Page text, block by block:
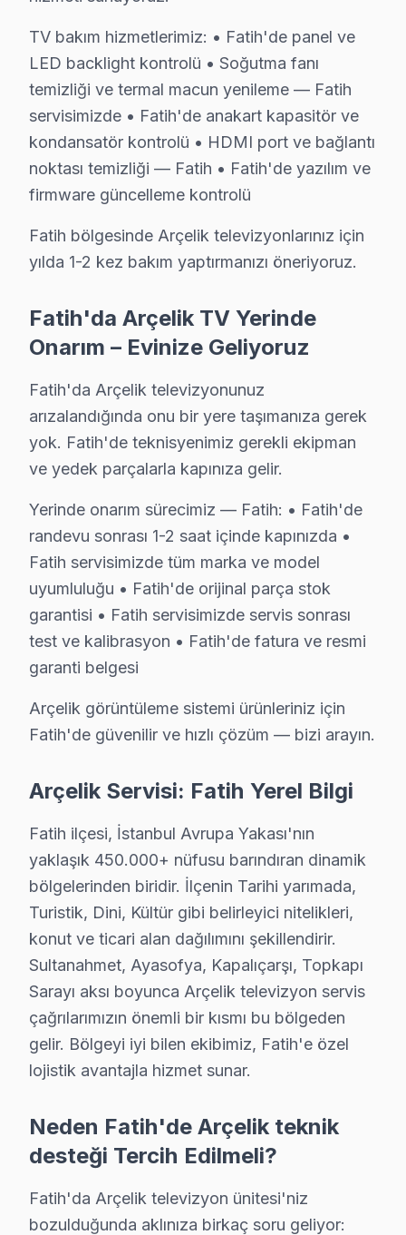
Fatih TV Servis Merkezi →
Mimar Hayrettin Arçelik Servis
Mimar Hayrettin sakinlerine özel: Arçelik TV tamirinde
Mimar Hayrettin Arçelik Açılmıyor Arıza →
Mimar Kemalettin Arçelik Servis
Mimar Kemalettin sakinlerine özel: Arçelik TV tamirinde
Fatih TV Servis Merkezi →
Molla Fenari Arçelik Servis
Arçelik Servis Merkezi →
Arçelik TV HDMI port arızası Molla Gürani adresine gelen
Fatih TV Servis Merkezi →
Molla Hüsrev Arçelik Servis
Arçelik Panel Değişimi →
Muhsine Hatun Arçelik Servis
Muhsine Hatun'de Arçelik TV ses ama görüntü yok
Arçelik Ekran Değişimi →
Nişanca Arçelik Servis
Nişanca mahallesinde Arçelik TV arızaları için aynı gün
Nişanca Arçelik Anakart Tamiri →
Rüstempaşa Arçelik Servis
Rüstempaşa Arçelik Anakart Tamiri →
Saraç İshak Arçelik Servis
Arçelik TV Saraç İshak'de internet bağlantısı sorunuyla
Arçelik Panel Değişimi →
Seyyid Ömer Arçelik Servis
Fatih'da Seyyid Ömer mahallesi için Arçelik TV fiyat teklifi
Seyyid Ömer Arçelik Anakart Tamiri →
Silivrikapı Arçelik Servis
Fatih'da Silivrikapı bölgesi dahil tüm hizmet alanımızda
Arçelik Panel Değişimi →
Sultan Ahmet Arçelik Servis
Arçelik TV Sultan Ahmet'de internet bağlantısı
Sururi Arçelik Servis
TV bakım hizmetlerimiz: • Fatih'de panel ve
LED backlight kontrolü • Soğutma fanı
temizliği ve termal macun yenileme — Fatih
servisimizde • Fatih'de anakart kapasitör ve
kondansatör kontrolü • HDMI port ve bağlantı
noktası temizliği — Fatih • Fatih'de yazılım ve
firmware güncelleme kontrolü
Fatih bölgesinde Arçelik televizyonlarınız için
yılda 1-2 kez bakım yaptırmanızı öneriyoruz.
Fatih'da Arçelik TV Yerinde
Onarım – Evinize Geliyoruz
Fatih'da Arçelik televizyonunuz
arızalandığında onu bir yere taşımanıza gerek
yok. Fatih'de teknisyenimiz gerekli ekipman
ve yedek parçalarla kapınıza gelir.
Yerinde onarım sürecimiz — Fatih: • Fatih'de
randevu sonrası 1-2 saat içinde kapınızda •
Fatih servisimizde tüm marka ve model
uyumluluğu • Fatih'de orijinal parça stok
garantisi • Fatih servisimizde servis sonrası
test ve kalibrasyon • Fatih'de fatura ve resmi
garanti belgesi
Arçelik görüntüleme sistemi ürünleriniz için
Fatih'de güvenilir ve hızlı çözüm — bizi arayın.
Arçelik Servisi: Fatih Yerel Bilgi
Fatih ilçesi, İstanbul Avrupa Yakası'nın
yaklaşık 450.000+ nüfusu barındıran dinamik
bölgelerinden biridir. İlçenin Tarihi yarımada,
Turistik, Dini, Kültür gibi belirleyici nitelikleri,
konut ve ticari alan dağılımını şekillendirir.
Sultanahmet, Ayasofya, Kapalıçarşı, Topkapı
Sarayı aksı boyunca Arçelik televizyon servis
çağrılarımızın önemli bir kısmı bu bölgeden
gelir. Bölgeyi iyi bilen ekibimiz, Fatih'e özel
lojistik avantajla hizmet sunar.
Neden Fatih'de Arçelik teknik
desteği Tercih Edilmeli?
Fatih'da Arçelik televizyon ünitesi'niz
bozulduğunda aklınıza birkaç soru geliyor: